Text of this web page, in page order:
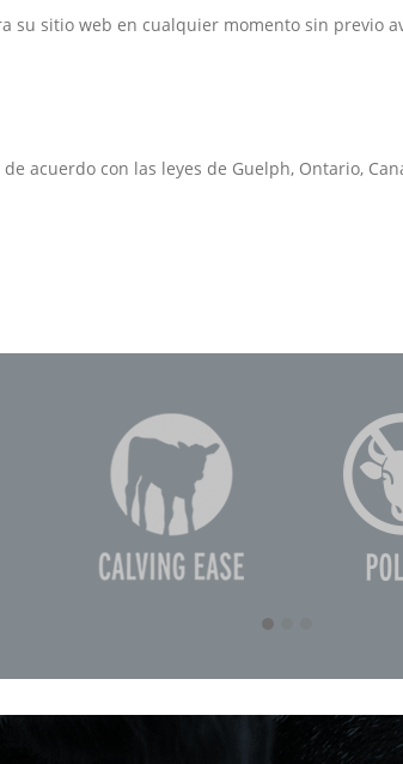
su sitio web en cualquier momento sin previo
acuerdo con las leyes de Guelph, Ontario,